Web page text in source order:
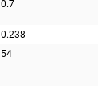
0.7
0.238
54